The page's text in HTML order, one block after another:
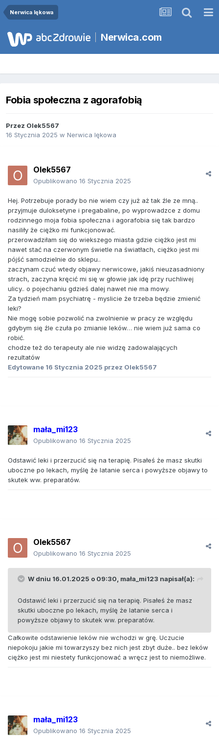
Nerwica lękowa
Nerwica.com
Fobia społeczna z agorafobią
Przez Olek5567
16 Stycznia 2025 w Nerwica lękowa
Olek5567
Opublikowano 16 Stycznia 2025
Hej. Potrzebuje porady bo nie wiem czy już aż tak źle ze mną..
przyjmuje duloksetyne i pregabaline, po wyprowadzce z domu
rodzinnego moja fobia społeczna i agorafobia się tak bardzo
nasiliły że ciężko mi funkcjonować.
przerowadziłam się do wiekszego miasta gdzie ciężko jest mi
nawet stać na czerwonym świetle na światłach, ciężko jest mi
pójść samodzielnie do sklepu..
zaczynam czuć wtedy objawy nerwicowe, jakiś nieuzasadniony
strach, zaczyna kręcić mi się w głowie jak idę przy ruchliwej
ulicy.. o pojechaniu gdzieś dalej nawet nie ma mowy.
Za tydzień mam psychiatrę - myslicie że trzeba będzie zmienić
leki?
Nie mogę sobie pozwolić na zwolnienie w pracy ze względu
gdybym się źle czuła po zmianie leków… nie wiem już sama co
robić.
chodze też do terapeuty ale nie widzę zadowalających
rezultatów
Edytowane 16 Stycznia 2025 przez Olek5567
mała_mi123
Opublikowano 16 Stycznia 2025
Odstawić leki i przerzucić się na terapię. Pisałeś że masz skutki
uboczne po lekach, myślę że latanie serca i powyższe objawy to
skutek ww. preparatów.
Olek5567
Opublikowano 16 Stycznia 2025
W dniu 16.01.2025 o 09:30, mała_mi123 napisał(a):
Odstawić leki i przerzucić się na terapię. Pisałeś że masz
skutki uboczne po lekach, myślę że latanie serca i
powyższe objawy to skutek ww. preparatów.
Całkowite odstawienie leków nie wchodzi w grę. Uczucie
niepokoju jakie mi towarzyszy bez nich jest zbyt duże.. bez leków
ciężko jest mi niestety funkcjonować a wręcz jest to niemożliwe.
mała_mi123
Opublikowano 16 Stycznia 2025